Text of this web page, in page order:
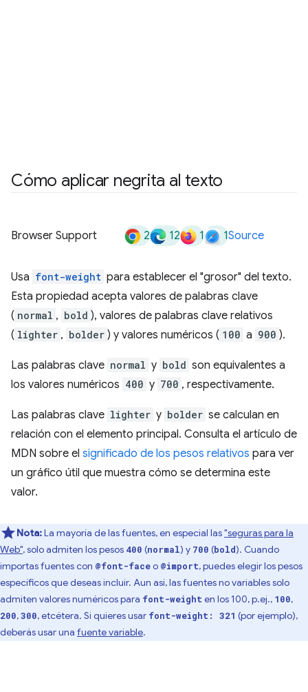
Cómo aplicar negrita al texto
Browser Support 2 12 1 1Source
Usa font-weight para establecer el "grosor" del texto.
Esta propiedad acepta valores de palabras clave
( normal , bold ), valores de palabras clave relativos
( lighter , bolder ) y valores numéricos ( 100 a 900 ).
Las palabras clave normal y bold son equivalentes a
los valores numéricos 400 y 700 , respectivamente.
Las palabras clave lighter y bolder se calculan en
relación con el elemento principal. Consulta el artículo de
MDN sobre el significado de los pesos relativos para ver
un gráfico útil que muestra cómo se determina este
valor.
Nota:La mayoría de las fuentes, en especial las"seguras para la
Web", solo admiten los pesos 400 (normal) y 700 (bold). Cuando
importas fuentes con @font-faceo @import, puedes elegir los pesos
específicos que deseas incluir. Aun así, las fuentes no variables solo
admiten valores numéricos para font-weight en los 100, p.ej., 100,
200,300, etcétera. Si quieres usar font-weight: 321 (por ejemplo),
deberás usar una fuente variable.